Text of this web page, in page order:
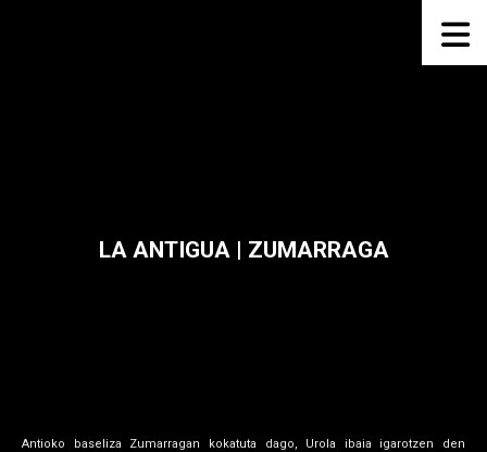
LA ANTIGUA | ZUMARRAGA
Antioko baseliza Zumarragan kokatuta dago, Urola ibaia igarotzen den